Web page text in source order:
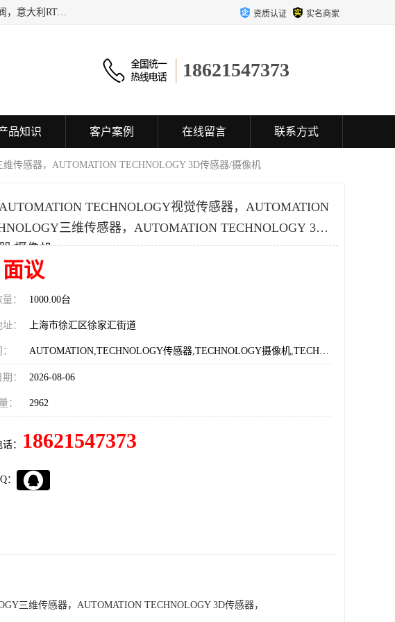
日本SHINDENGEN电磁铁，以色列KAYA采集卡，英国YPS场发射灯丝，英国AGAR钨灯丝，美国KINGSTON安全阀，意大利RTA驱动器，美国MOTT过滤器，美国GENIE过滤器，日本精线NIPPON SEISEN过滤器，法国SAPPEL水表, 德国Thyracont传感器，英国SONTAY压差传感器 美国MPC擦锡布 TB-300-MPC, 德国Matesy磁光分析仪 资质认证 实名商家
18621547373
品知识 客户案例 在线留言 联系方式
传感器，AUTOMATION TECHNOLOGY 3D传感器/摄像机
TECHNOLOGY视觉传感器，AUTOMATION
三维传感器，AUTOMATION TECHNOLOGY 3D
/摄像机
面议
： 1000.00台
： 上海市徐汇区徐家汇街道
AUTOMATION,TECHNOLOGY传感器,TECHNOLOGY摄像机,TECHNOLOGY代理
： 2026-08-06
： 2962
： 18621547373
：
三维传感器，AUTOMATION TECHNOLOGY 3D传感器，